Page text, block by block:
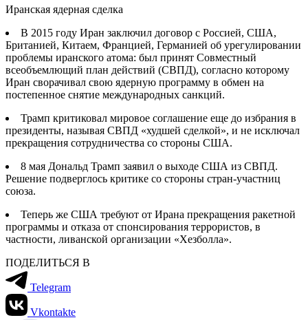
Иранская ядерная сделка
В 2015 году Иран заключил договор с Россией, США,
Британией, Китаем, Францией, Германией об урегулировании
проблемы иранского атома: был принят Совместный
всеобъемлющий план действий (СВПД), согласно которому
Иран сворачивал свою ядерную программу в обмен на
постепенное снятие международных санкций.
Трамп критиковал мировое соглашение еще до избрания в
президенты, называя СВПД «худшей сделкой», и не исключал
прекращения сотрудничества со стороны США.
8 мая Дональд Трамп заявил о выходе США из СВПД.
Решение подверглось критике со стороны стран-участниц
союза.
Теперь же США требуют от Ирана прекращения ракетной
программы и отказа от спонсирования террористов, в
частности, ливанской организации «Хезболла».
ПОДЕЛИТЬСЯ В
Telegram
Vkontakte